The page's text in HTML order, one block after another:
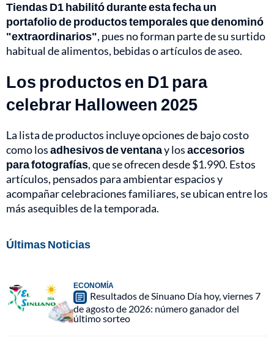
Tiendas D1 habilitó durante esta fecha un
portafolio de productos temporales que denominó
"extraordinarios", pues no forman parte de su surtido
habitual de alimentos, bebidas o artículos de aseo.
Los productos en D1 para
celebrar Halloween 2025
La lista de productos incluye opciones de bajo costo
como losadhesivos de ventanay losaccesorios
para fotografías, que se ofrecen desde $1.990. Estos
artículos, pensados para ambientar espacios y
acompañar celebraciones familiares, se ubican entre los
más asequibles de la temporada.
Últimas Noticias
ECONOMÍA
Resultados de Sinuano Día hoy, viernes 7
de agosto de 2026: número ganador del
último sorteo